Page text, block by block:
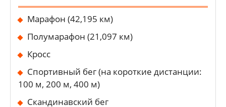
Марафон (42,195 км)
Полумарафон (21,097 км)
Кросс
Спортивный бег (на короткие дистанции:
100 м, 200 м, 400 м)
Скандинавский бег